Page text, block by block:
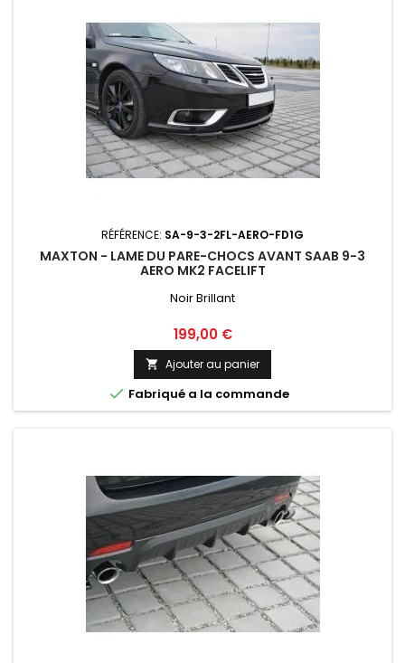
RÉFÉRENCE: SA-9-3-2FL-AERO-FD1G
MAXTON - LAME DU PARE-CHOCS AVANT SAAB 9-3
AERO MK2 FACELIFT
Noir Brillant
Prix
199,00 €
 Ajouter au panier
 Fabriqué a la commande